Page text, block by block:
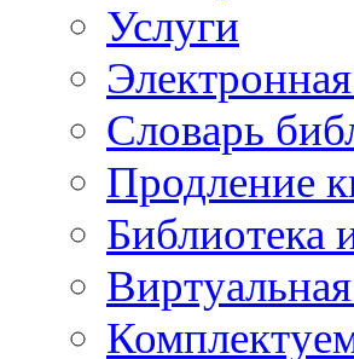
Услуги
Словарь
Продление
Библиотека